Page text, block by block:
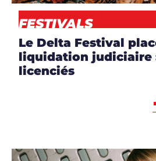
FESTIVALS
Le Delta Festival
liquidation judiciaire
licenciés